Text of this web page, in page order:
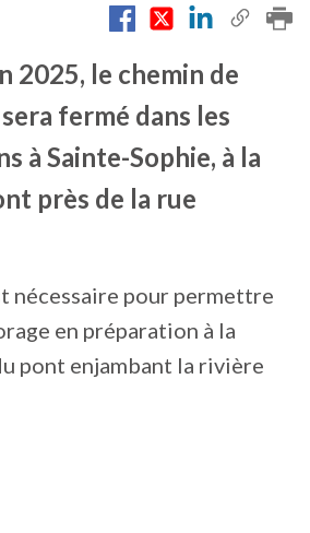
2025, le chemin de
fermé dans les
à Sainte-Sophie, à la
près de la rue
nécessaire pour permettre
en préparation à la
pont enjambant la rivière